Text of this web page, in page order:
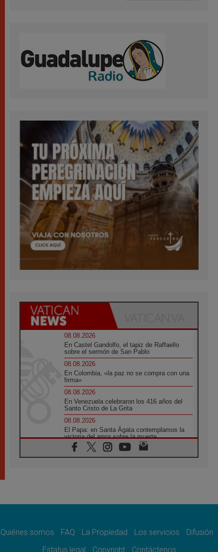
08.08.2026
En Castel Gandolfo, el tapiz de Raffaello
sobre el sermón de San Pablo
08.08.2026
En Colombia, «la paz no se compra con una
firma»
08.08.2026
En Venezuela celebraron los 416 años del
Santo Cristo de La Grita
08.08.2026
El Papa: en Santa Ágata contemplamos la
victoria del amor sobre la muerte
08.08.2026
León XIV visitará el Santuario de la Madre
07.08.2026
07.08.2026
el compromiso del cristiano"
Quiénes somos FAQ La Propiedad Los servicios
Difusión
Estatus legal
Copyright Contáctenos